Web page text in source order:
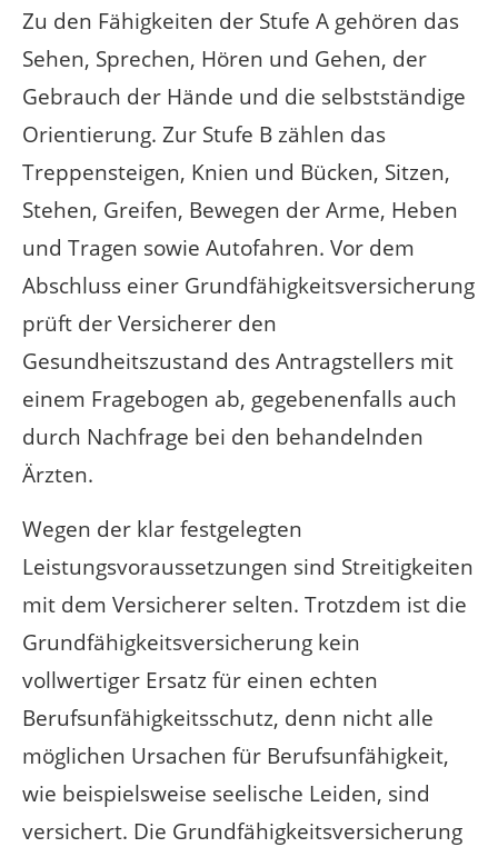
Zu den Fähigkeiten der Stufe A gehören das
Sehen, Sprechen, Hören und Gehen, der
Gebrauch der Hände und die selbstständige
Orientierung. Zur Stufe B zählen das
Treppensteigen, Knien und Bücken, Sitzen,
Stehen, Greifen, Bewegen der Arme, Heben
und Tragen sowie Autofahren. Vor dem
Abschluss einer Grundfähigkeitsversicherung
prüft der Versicherer den
Gesundheitszustand des Antragstellers mit
einem Fragebogen ab, gegebenenfalls auch
durch Nachfrage bei den behandelnden
Ärzten.
Wegen der klar festgelegten
Leistungsvoraussetzungen sind Streitigkeiten
mit dem Versicherer selten. Trotzdem ist die
Grundfähigkeitsversicherung kein
vollwertiger Ersatz für einen echten
Berufsunfähigkeitsschutz, denn nicht alle
möglichen Ursachen für Berufsunfähigkeit,
wie beispielsweise seelische Leiden, sind
versichert. Die Grundfähigkeitsversicherung